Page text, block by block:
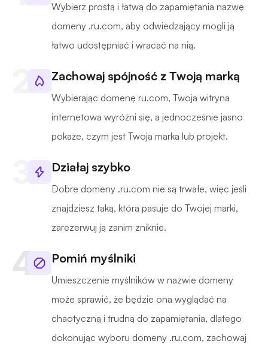
Wybierz prostą i łatwą do zapamiętania nazwę
domeny .ru.com, aby odwiedzający mogli ją
łatwo udostępniać i wracać na nią.
Zachowaj spójność z Twoją marką
Wybierając domenę ru.com, Twoja witryna
internetowa wyróżni się, a jednocześnie jasno
pokaże, czym jest Twoja marka lub projekt.
Działaj szybko
Dobre domeny .ru.com nie są trwałe, więc jeśli
znajdziesz taką, która pasuje do Twojej marki,
zarezerwuj ją zanim zniknie.
Pomiń myślniki
Umieszczenie myślników w nazwie domeny
może sprawić, że będzie ona wyglądać na
chaotyczną i trudną do zapamiętania, dlatego
dokonując wyboru domeny .ru.com, zachowaj